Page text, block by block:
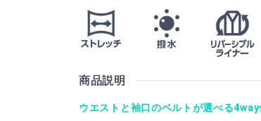
商品説明
ウエストと袖口のベルトが選べる4way